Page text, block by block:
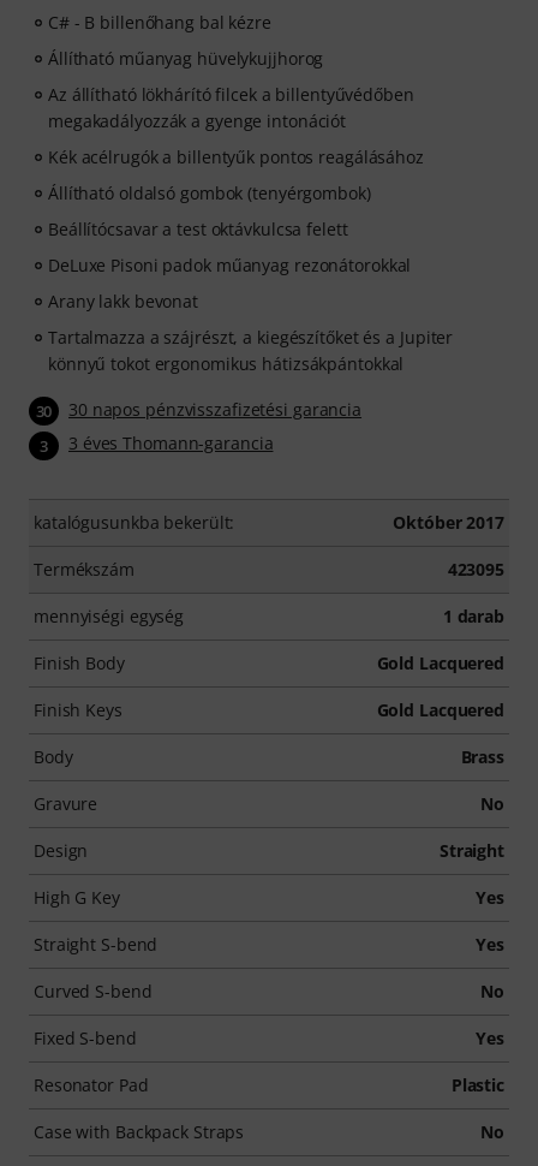
C# - B billenőhang bal kézre
Állítható műanyag hüvelykujjhorog
Az állítható lökhárító filcek a billentyűvédőben
megakadályozzák a gyenge intonációt
Kék acélrugók a billentyűk pontos reagálásához
Állítható oldalsó gombok (tenyérgombok)
Beállítócsavar a test oktávkulcsa felett
DeLuxe Pisoni padok műanyag rezonátorokkal
Arany lakk bevonat
Tartalmazza a szájrészt, a kiegészítőket és a Jupiter
könnyű tokot ergonomikus hátizsákpántokkal
30 30 napos pénzvisszafizetési garancia
3 3 éves Thomann-garancia
katalógusunkba bekerült: Október 2017
Termékszám 423095
mennyiségi egység 1 darab
Finish Body Gold Lacquered
Finish Keys Gold Lacquered
Body Brass
Gravure No
Design Straight
High G Key Yes
Straight S-bend Yes
Curved S-bend No
Fixed S-bend Yes
Resonator Pad Plastic
Case with Backpack Straps No